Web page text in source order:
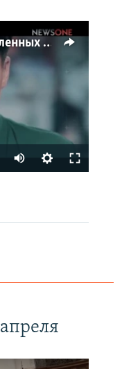
Страна самых высокопоставленных телеведущих. Почему политики захватили телеэфир Украины
available